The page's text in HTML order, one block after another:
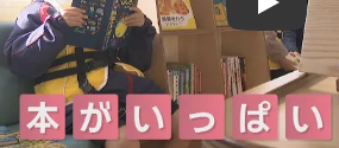
Play